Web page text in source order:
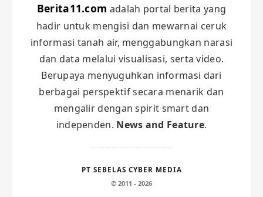
Berita11.com adalah portal berita yang
hadir untuk mengisi dan mewarnai ceruk
informasi tanah air, menggabungkan narasi
dan data melalui visualisasi, serta video.
Berupaya menyuguhkan informasi dari
berbagai perspektif secara menarik dan
mengalir dengan spirit smart dan
independen. News and Feature.
PT SEBELAS CYBER MEDIA
© 2011 - 2026